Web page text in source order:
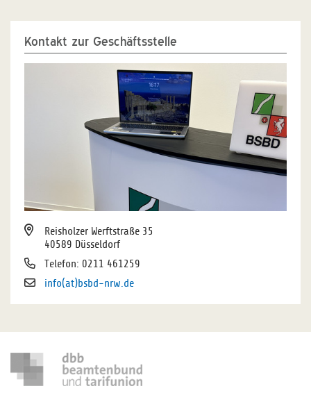
Kontakt zur Geschäftsstelle
Reisholzer Werftstraße 35
40589 Düsseldorf
Telefon: 0211 461259
info(at)bsbd-nrw.de